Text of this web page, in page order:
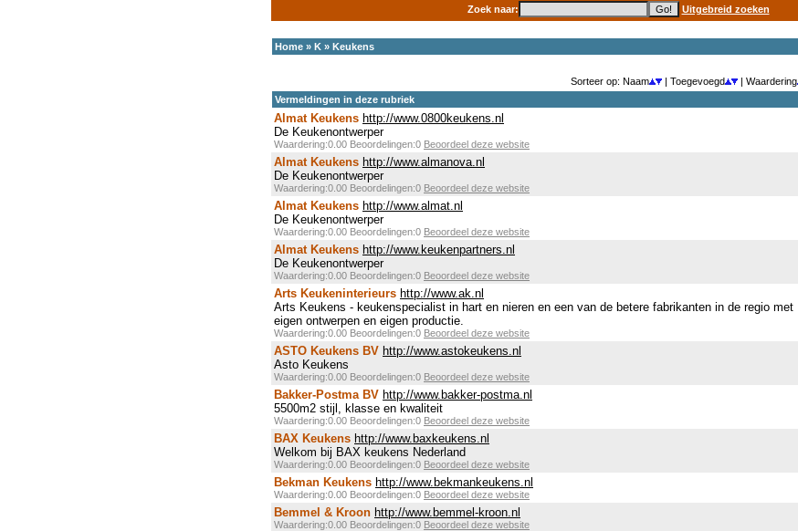
Zoek naar: Uitgebreid zoeken
Home » K » Keukens
Sorteer op: Naam | Toegevoegd
| Waardering
Vermeldingen in deze rubriek
Almat Keukens http://www.0800keukens.nl
De Keukenontwerper
Waardering:0.00 Beoordelingen:0 Beoordeel deze website
Almat Keukens http://www.almanova.nl
De Keukenontwerper
Waardering:0.00 Beoordelingen:0 Beoordeel deze website
Almat Keukens http://www.almat.nl
De Keukenontwerper
Waardering:0.00 Beoordelingen:0 Beoordeel deze website
Almat Keukens http://www.keukenpartners.nl
De Keukenontwerper
Waardering:0.00 Beoordelingen:0 Beoordeel deze website
Arts Keukeninterieurs http://www.ak.nl
Arts Keukens - keukenspecialist in hart en nieren en een van de betere fabrikanten in de regio met
eigen ontwerpen en eigen productie.
Waardering:0.00 Beoordelingen:0 Beoordeel deze website
ASTO Keukens BV http://www.astokeukens.nl
Asto Keukens
Waardering:0.00 Beoordelingen:0 Beoordeel deze website
Bakker-Postma BV http://www.bakker-postma.nl
5500m2 stijl, klasse en kwaliteit
Waardering:0.00 Beoordelingen:0 Beoordeel deze website
BAX Keukens http://www.baxkeukens.nl
Welkom bij BAX keukens Nederland
Waardering:0.00 Beoordelingen:0 Beoordeel deze website
Bekman Keukens http://www.bekmankeukens.nl
Waardering:0.00 Beoordelingen:0 Beoordeel deze website
Bemmel & Kroon http://www.bemmel-kroon.nl
Waardering:0.00 Beoordelingen:0 Beoordeel deze website